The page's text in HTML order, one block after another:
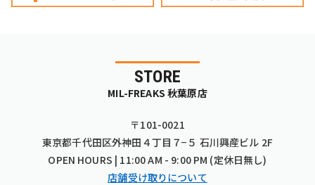
STORE
MIL-FREAKS 秋葉原店
〒101-0021
東京都千代田区外神田４丁目７−５ 石川興産ビル 2F
OPEN HOURS | 11:00 AM - 9:00 PM (定休日無し)
店舗受け取りについて